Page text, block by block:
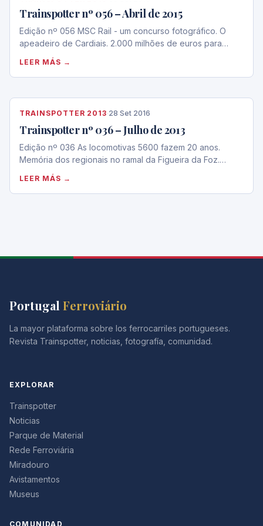
Trainspotter nº 056 – Abril de 2015
Edição nº 056 MSC Rail - um concurso fotográfico. O
apeadeiro de Cardiais. 2.000 milhões de euros para…
LEER MÁS →
TRAINSPOTTER 2013·28 Set 2016
Trainspotter nº 036 – Julho de 2013
Edição nº 036 As locomotivas 5600 fazem 20 anos.
Memória dos regionais no ramal da Figueira da Foz.…
LEER MÁS →
Portugal Ferroviário
La mayor plataforma sobre los ferrocarriles portugueses.
Revista Trainspotter, noticias, fotografía, comunidad.
EXPLORAR
Trainspotter
Noticias
Parque de Material
Rede Ferroviária
Miradouro
Avistamentos
Museus
COMUNIDAD